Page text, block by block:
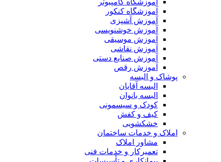
آموزشگاه کنکور
آموزش آشپزی
آموزش خوشنویسی
آموزش موسیقی
آموزش نقاشی
آموزش صنایع دستی
آموزش رقص
پوشاک و البسه
البسه آقایان
البسه بانوان
کودک و سیسمونی
کیف و کفش
خشکشویی
املاک و خدمات ساختمان
مشاور املاک
تعمیرکار و خدمات فنی